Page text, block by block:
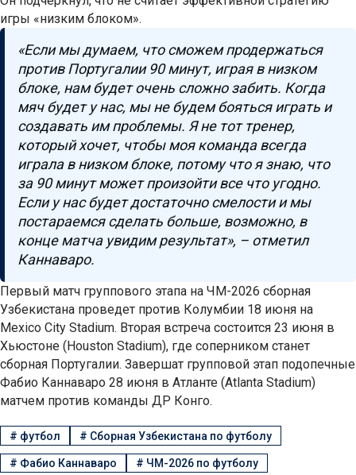
игры «низким блоком».
«Если мы думаем, что сможем продержаться
против Португалии 90 минут, играя в низком
блоке, нам будет очень сложно забить. Когда
мяч будет у нас, мы не будем бояться играть и
создавать им проблемы. Я не тот тренер,
который хочет, чтобы моя команда всегда
играла в низком блоке, потому что я знаю, что
за 90 минут может произойти все что угодно.
Если у нас будет достаточно смелости и мы
постараемся сделать больше, возможно, в
конце матча увидим результат», – отметил
Каннаваро.
Первый матч группового этапа на ЧМ-2026 сборная
Узбекистана проведет против Колумбии 18 июня на
Mexico City Stadium. Вторая встреча состоится 23 июня в
Хьюстоне (Houston Stadium), где соперником станет
сборная Португалии. Завершат групповой этап подопечные
Фабио Каннаваро 28 июня в Атланте (Atlanta Stadium)
матчем против команды ДР Конго.
# футбол # Сборная Узбекистана по футболу
# Фабио Каннаваро # ЧМ-2026 по футболу